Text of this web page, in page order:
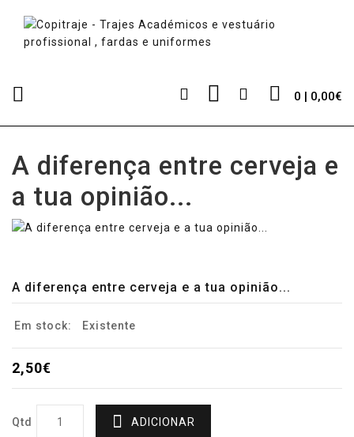
0 | 0,00€
A diferença entre cerveja e
a tua opinião...
A diferença entre cerveja e a tua opinião...
Em stock: Existente
2,50€
Qtd ADICIONAR